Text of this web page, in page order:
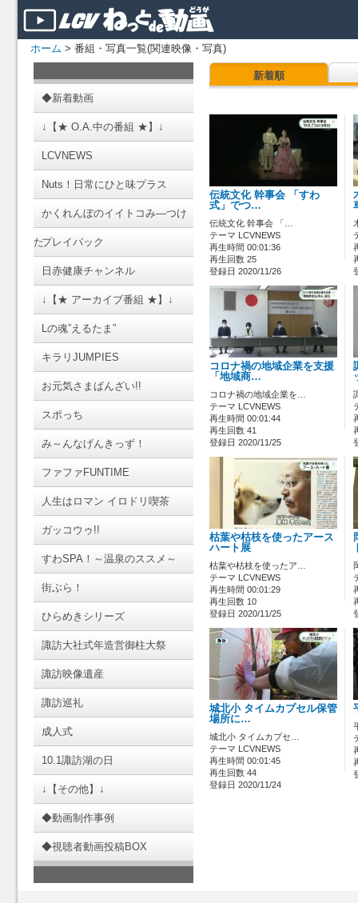
ホーム > 番組・写真一覧(関連映像・写真)
◆新着動画
↓【★ O.A.中の番組 ★】↓
LCVNEWS
Nuts！日常にひと味プラス
かくれんぼのイイトコみ―つけ
たプレイバック
日赤健康チャンネル
↓【★ アーカイブ番組 ★】↓
Lの魂”えるたま”
キラリJUMPIES
お元気さまばんざい!!
スポっち
み～んなげんきっず！
ファファFUNTIME
人生はロマン イロドリ喫茶
ガッコウゥ!!
すわSPA！～温泉のススメ～
街ぶら！
ひらめきシリーズ
諏訪大社式年造営御柱大祭
諏訪映像遺産
諏訪巡礼
成人式
10.1諏訪湖の日
↓【その他】↓
◆動画制作事例
◆視聴者動画投稿BOX
新着順
伝統文化 幹事会 「すわ
式」でつ…
伝統文化 幹事会 「…
テーマ LCVNEWS
再生時間 00:01:36
再生回数 25
登録日 2020/11/26
コロナ禍の地域企業を支援
「地域商…
コロナ禍の地域企業を…
テーマ LCVNEWS
再生時間 00:01:44
再生回数 41
登録日 2020/11/25
枯葉や枯枝を使ったアース
ハート展
枯葉や枯枝を使ったア…
テーマ LCVNEWS
再生時間 00:01:29
再生回数 10
登録日 2020/11/25
城北小 タイムカプセル保管
場所に…
城北小 タイムカプセ…
テーマ LCVNEWS
再生時間 00:01:45
再生回数 44
登録日 2020/11/24